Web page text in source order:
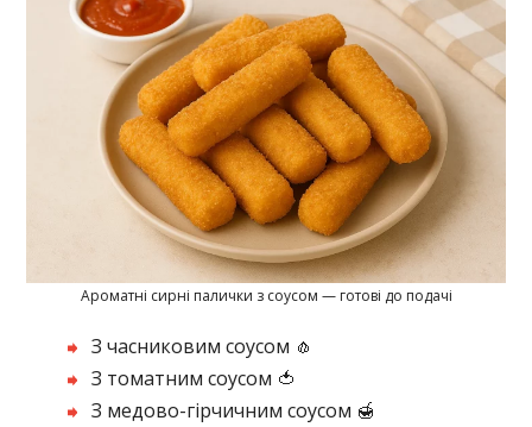
Ароматні сирні палички з соусом — готові до подачі
З часниковим соусом 🧄
З томатним соусом 🍅
З медово-гірчичним соусом 🍯